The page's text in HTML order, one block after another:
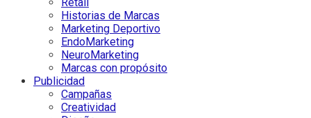
Historias de Marcas
Marketing Deportivo
EndoMarketing
NeuroMarketing
Marcas con propósito
Publicidad
Campañas
Creatividad